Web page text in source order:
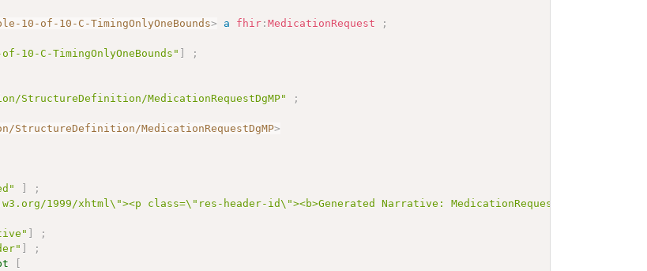
of-10-C-TimingOnlyOneBounds> a fhir :MedicationRequest
;
10-C-TimingOnlyOneBounds" ]
;
MedicationRequestDgMP"
;
MedicationRequestDgMP>
]
;
1999/xhtml\"><p class=\"res-header-id\"><b>Generated Narrative: MedicationRequest INV-
]
;
]
;
[